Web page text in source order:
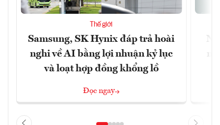
Thế giới
Samsung, SK Hynix đáp trả hoài
nghi về AI bằng lợi nhuận kỷ lục
và loạt hợp đồng khổng lồ
Đọc ngay